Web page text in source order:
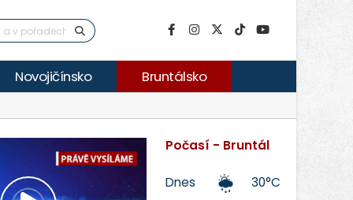
Novojičínsko Bruntálsko
Počasí - Bruntál
Dnes
30°C